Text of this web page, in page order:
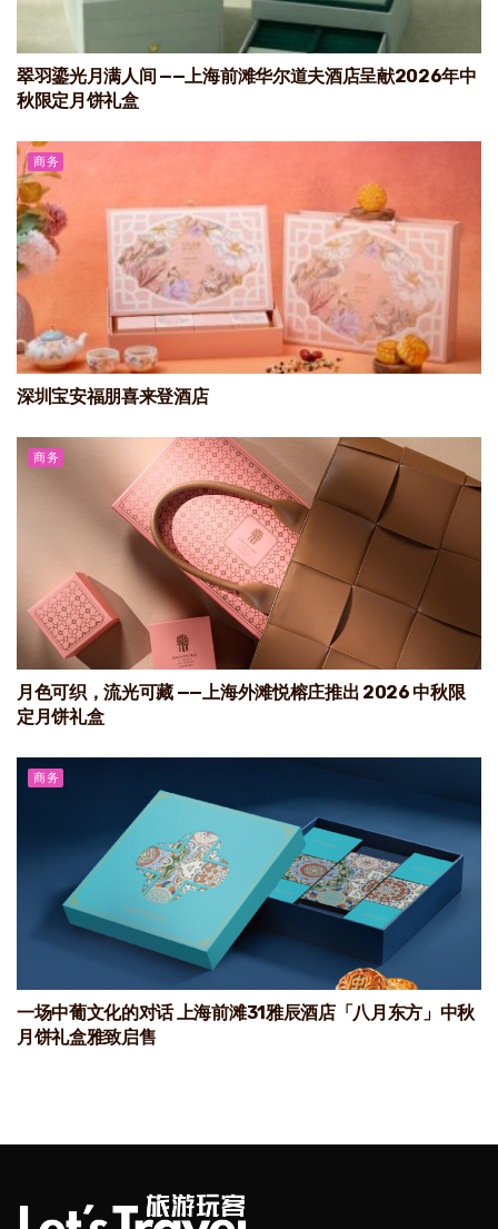
翠羽鎏光月满人间 ——上海前滩华尔道夫酒店呈献2026年中
秋限定月饼礼盒
商务
深圳宝安福朋喜来登酒店
商务
月色可织，流光可藏 ——上海外滩悦榕庄推出 2026 中秋限
定月饼礼盒
商务
一场中葡文化的对话 上海前滩31雅辰酒店「八月东方」中秋
月饼礼盒雅致启售